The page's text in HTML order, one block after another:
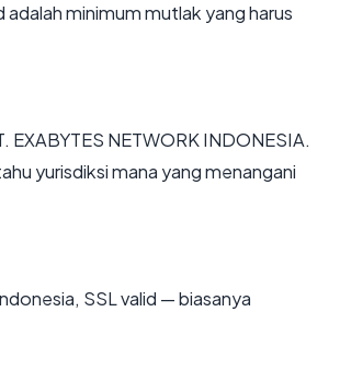
minimum mutlak yang harus
EXABYTES NETWORK INDONESIA.
yurisdiksi mana yang menangani
SSL valid — biasanya